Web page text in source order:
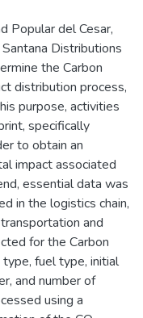
Popular del Cesar,
Distributions
the Carbon
distribution process,
purpose, activities
specifically
to obtain an
impact associated
essential data was
in the logistics chain,
and
for the Carbon
fuel type, initial
and number of
using a